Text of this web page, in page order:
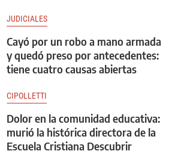
JUDICIALES
Cayó por un robo a mano armada
y quedó preso por antecedentes:
tiene cuatro causas abiertas
CIPOLLETTI
Dolor en la comunidad educativa:
murió la histórica directora de la
Escuela Cristiana Descubrir